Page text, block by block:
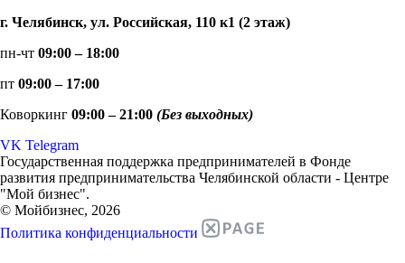
г. Челябинск, ул. Российская, 110 к1 (2 этаж)
пн-чт 09:00 – 18:00
пт 09:00 – 17:00
Коворкинг 09:00 – 21:00 (Без выходных)
VK Telegram
Государственная поддержка предпринимателей в Фонде
развития предпринимательства Челябинской области - Центре
"Мой бизнес".
© Мойбизнес, 2026
Политика конфиденциальности